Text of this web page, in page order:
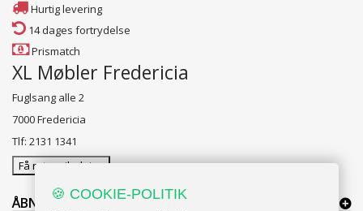
Hurtig levering
14 dages fortrydelse
Prismatch
XL Møbler Fredericia
Fuglsang alle 2
7000 Fredericia
Tlf: 2131 1341
Få rutevejledning
ÅBNINGSTIDER:
🍪 COOKIE-POLITIK